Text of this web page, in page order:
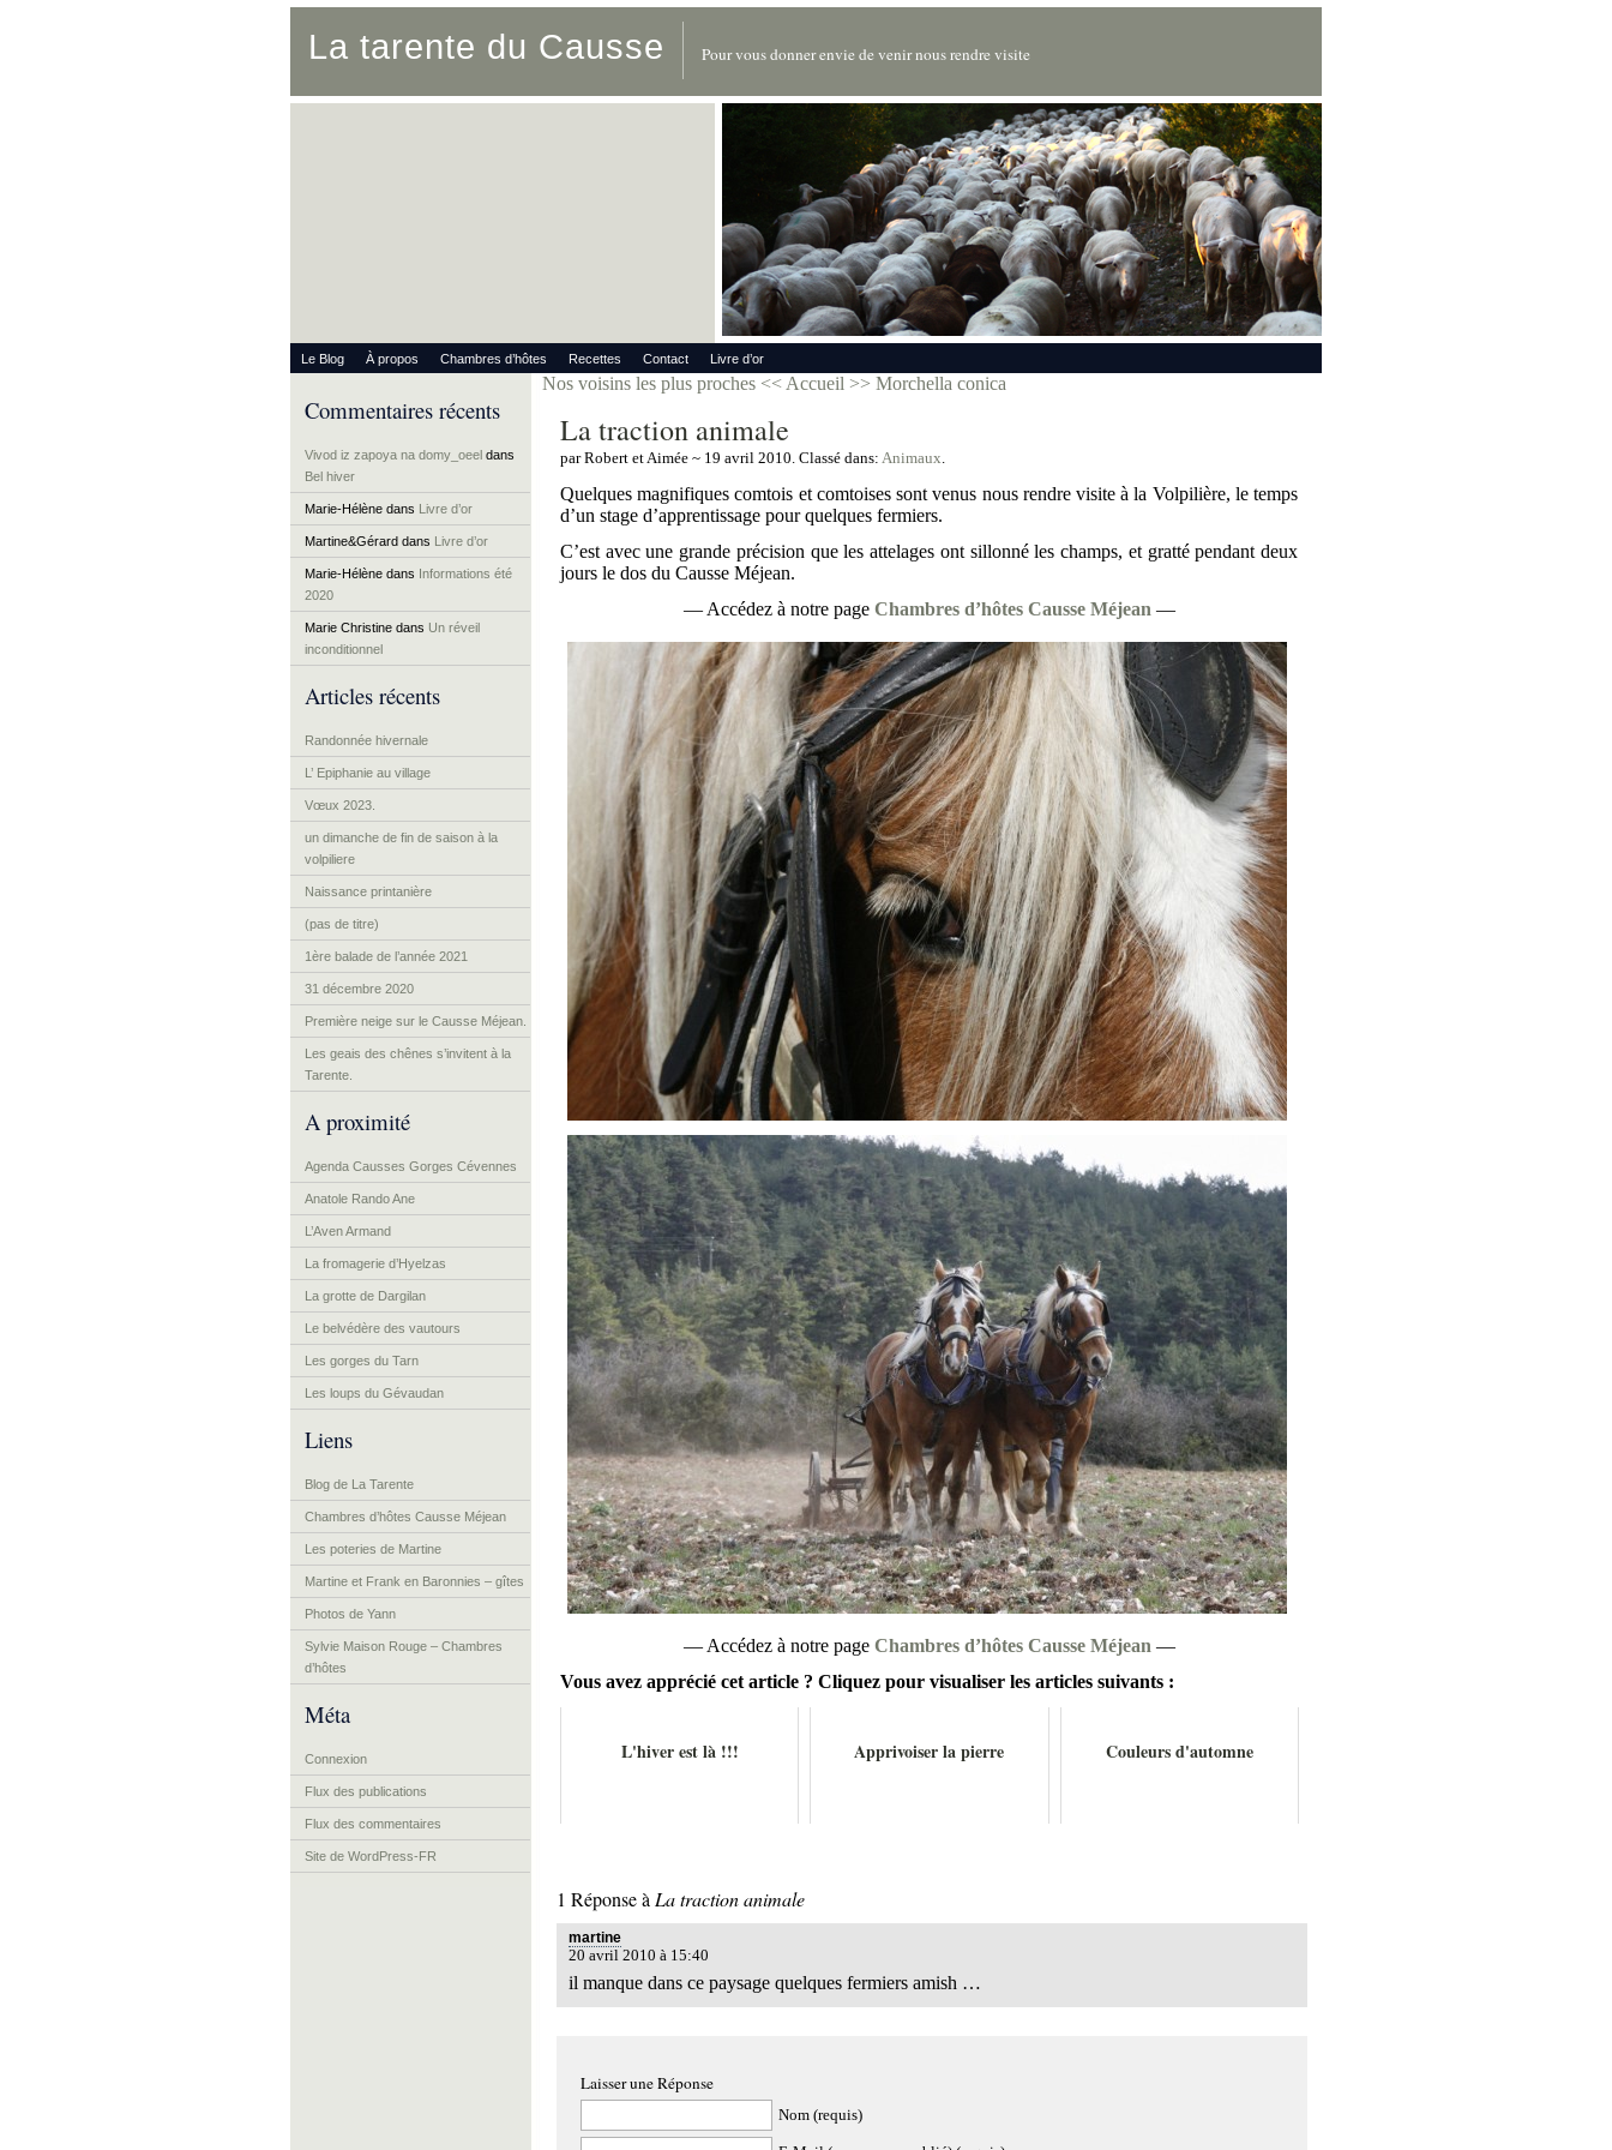
La tarente du Causse Pour vous donner envie de venir nous rendre visite
Le Blog À propos Chambres d’hôtes Recettes Contact Livre d’or
Commentaires récents
Vivod iz zapoya na domy_oeel dans
Bel hiver
Marie-Hélène dans Livre d’or
Martine&Gérard dans Livre d’or
Marie-Hélène dans Informations été
2020
Marie Christine dans Un réveil
inconditionnel
Articles récents
Randonnée hivernale
L’ Epiphanie au village
Vœux 2023.
un dimanche de fin de saison à la
volpiliere
Naissance printanière
(pas de titre)
1ère balade de l’année 2021
31 décembre 2020
Première neige sur le Causse Méjean.
Les geais des chênes s’invitent à la
Tarente.
A proximité
Agenda Causses Gorges Cévennes
Anatole Rando Ane
L’Aven Armand
La fromagerie d’Hyelzas
La grotte de Dargilan
Le belvédère des vautours
Les gorges du Tarn
Les loups du Gévaudan
Liens
Blog de La Tarente
Chambres d’hôtes Causse Méjean
Les poteries de Martine
Martine et Frank en Baronnies – gîtes
Photos de Yann
Sylvie Maison Rouge – Chambres
d’hôtes
Méta
Connexion
Flux des publications
Flux des commentaires
Site de WordPress-FR
Nos voisins les plus proches << Accueil >> Morchella conica
La traction animale
par Robert et Aimée ~ 19 avril 2010. Classé dans: Animaux.
Quelques magnifiques comtois et comtoises sont venus nous rendre visite à la Volpilière, le temps
d’un stage d’apprentissage pour quelques fermiers.
C’est avec une grande précision que les attelages ont sillonné les champs, et gratté pendant deux
jours le dos du Causse Méjean.
— Accédez à notre page Chambres d’hôtes Causse Méjean —
— Accédez à notre page Chambres d’hôtes Causse Méjean —
Vous avez apprécié cet article ? Cliquez pour visualiser les articles suivants :
L'hiver est là !!! Apprivoiser la pierre Couleurs d'automne
1 Réponse à La traction animale
martine
20 avril 2010 à 15:40
il manque dans ce paysage quelques fermiers amish …
Laisser une Réponse
Nom (requis)